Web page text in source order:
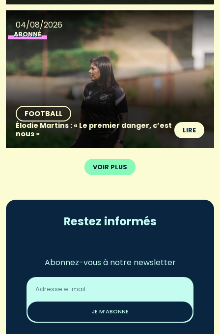
04/08/2026
ABONNÉ
FOOTBALL
Élodie Martins : « Le premier danger, c’est
nous »
LIRE
VOIR PLUS
Restez informés
Abonnez-vous à notre newsletter
Adresse
email
JE M’ABONNE